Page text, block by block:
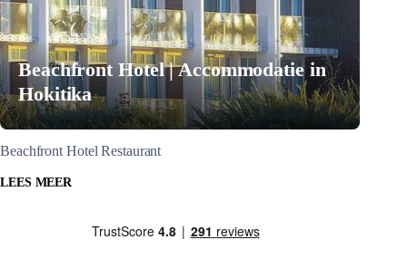
Beachfront Hotel | Accommodatie in
Hokitika
Beachfront Hotel Restaurant
LEES MEER